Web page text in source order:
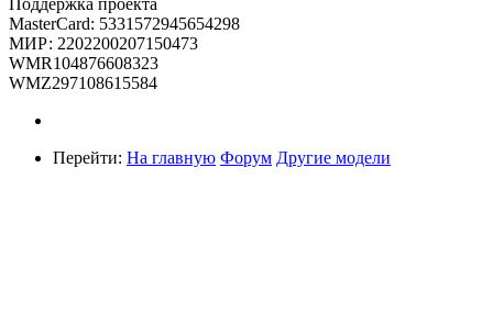
Поддержка проекта
MasterCard: 5331572945654298
МИР: 2202200207150473
WMR104876608323
WMZ297108615584
Перейти: На главную Форум Другие модели